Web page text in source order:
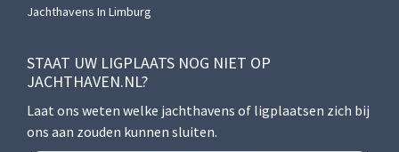
Jachthavens In Limburg
STAAT UW LIGPLAATS NOG NIET OP
JACHTHAVEN.NL?
Laat ons weten welke jachthavens of ligplaatsen zich bij
ons aan zouden kunnen sluiten.